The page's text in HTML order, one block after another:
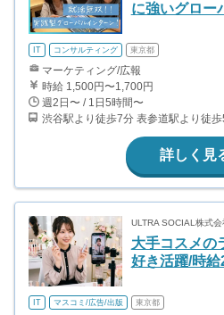
に強いグロー
IT コンサルティング 東京都
マーケティング/広報
時給 1,500円〜1,700円
週2日〜 / 1日5時間〜
渋谷駅より徒歩7分 表参道駅より徒
詳しく見
ULTRA SOCIAL株式会
大手コスメの
好き活躍/時給
IT マスコミ/広告/出版 東京都